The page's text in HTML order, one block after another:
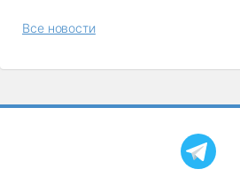
Все новости